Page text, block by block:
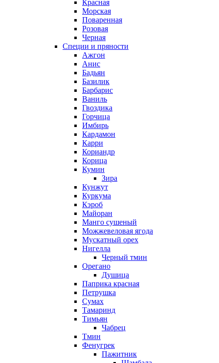
Красная
Морская
Поваренная
Розовая
Черная
Специи и пряности
Ажгон
Анис
Бадьян
Базилик
Барбарис
Ваниль
Гвоздика
Горчица
Имбирь
Кардамон
Карри
Кориандр
Корица
Кумин
Зира
Кунжут
Куркума
Кэроб
Майоран
Манго сушеный
Можжевеловая ягода
Мускатный орех
Нигелла
Черный тмин
Орегано
Душица
Паприка красная
Петрушка
Сумах
Тамаринд
Тимьян
Чабрец
Тмин
Фенугрек
Пажитник